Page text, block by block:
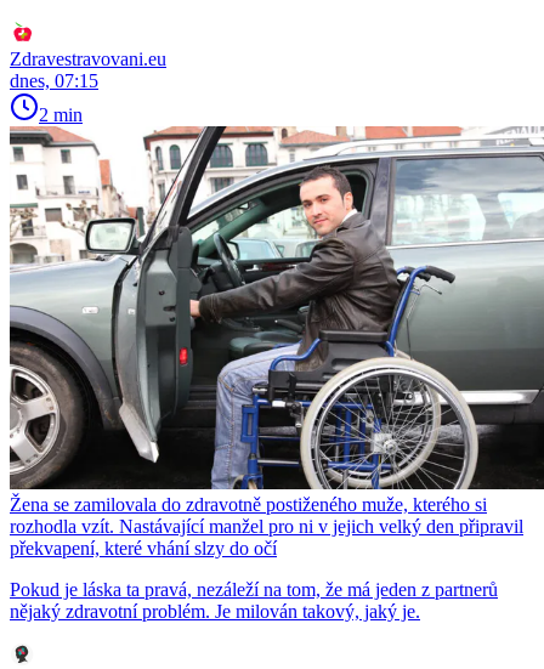
Zdravestravovani.eu
dnes, 07:15
2 min
Žena se zamilovala do zdravotně postiženého muže, kterého si
rozhodla vzít. Nastávající manžel pro ni v jejich velký den připravil
překvapení, které vhání slzy do očí
Pokud je láska ta pravá, nezáleží na tom, že má jeden z partnerů
nějaký zdravotní problém. Je milován takový, jaký je.